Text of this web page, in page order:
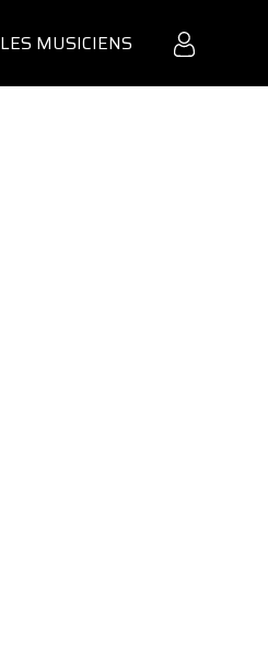
LES MUSICIENS